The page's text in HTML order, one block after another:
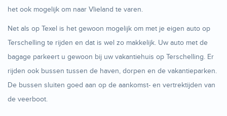
het ook mogelijk om naar Vlieland te varen.
Net als op Texel is het gewoon mogelijk om met je eigen auto op
Terschelling te rijden en dat is wel zo makkelijk. Uw auto met de
bagage parkeert u gewoon bij uw vakantiehuis op Terschelling. Er
rijden ook bussen tussen de haven, dorpen en de vakantieparken.
De bussen sluiten goed aan op de aankomst- en vertrektijden van
de veerboot.